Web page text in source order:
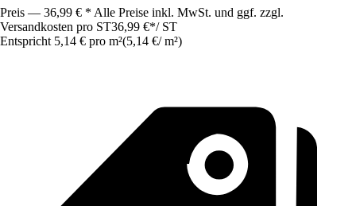
Preis — 36,99 € * Alle Preise inkl. MwSt. und ggf. zzgl.
Versandkosten pro ST36,99 €*/ ST
Entspricht 5,14 € pro m²(5,14 €/ m²)